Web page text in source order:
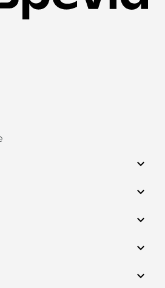
su youtube
su instagram
expand_more
expand_more
expand_more
expand_more
expand_more